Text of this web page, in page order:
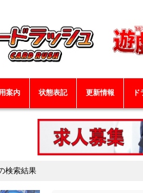
案内 状態表記 更新情報
検索結果